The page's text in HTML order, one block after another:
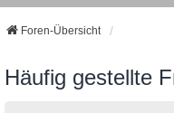
Foren-Übersicht
Häufig gestellte